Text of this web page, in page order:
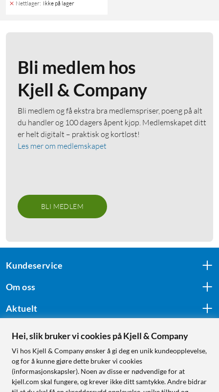
Nettlager: Ikke på lager
Bli medlem hos
Kjell & Company
Bli medlem og få ekstra bra medlemspriser, poeng på alt
du handler og 100 dagers åpent kjøp. Medlemskapet ditt
er helt digitalt – praktisk og kortløst!
Les mer om medlemskapet
BLI MEDLEM
Kundeservice
Om oss
Aktuelt
Følg oss
Handle fra:
Hei, slik bruker vi cookies på Kjell & Company
Vi hos Kjell & Company ønsker å gi deg en unik kundeopplevelse,
og for å kunne gjøre dette bruker vi cookies
(informasjonskapsler). Noen av disse er nødvendige for at
kjell.com skal fungere, og krever ikke ditt samtykke. Andre bidrar